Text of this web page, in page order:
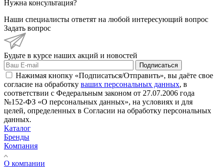
Нужна консультация?
Наши специалисты ответят на любой интересующий вопрос
Задать вопрос
Будьте в курсе наших акций и новостей
Подписаться
Нажимая кнопку «Подписаться/Отправить», вы даёте свое
согласие на обработку ваших персональных данных, в
соответствии с Федеральным законом от 27.07.2006 года
№152-ФЗ «О персональных данных», на условиях и для
целей, определенных в Согласии на обработку персональных
данных.
Каталог
Бренды
Компания
О компании